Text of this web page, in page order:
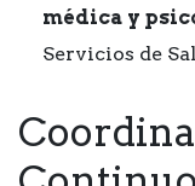
médica y
Servicios de